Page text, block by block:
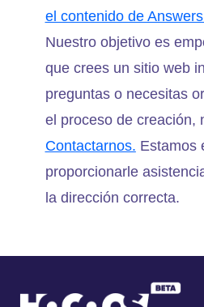
el contenido de
Nuestro objetivo es
que crees un sitio web
preguntas o necesitas
el proceso de creación,
Contactarnos. Estamos
proporcionarle
la dirección correcta.